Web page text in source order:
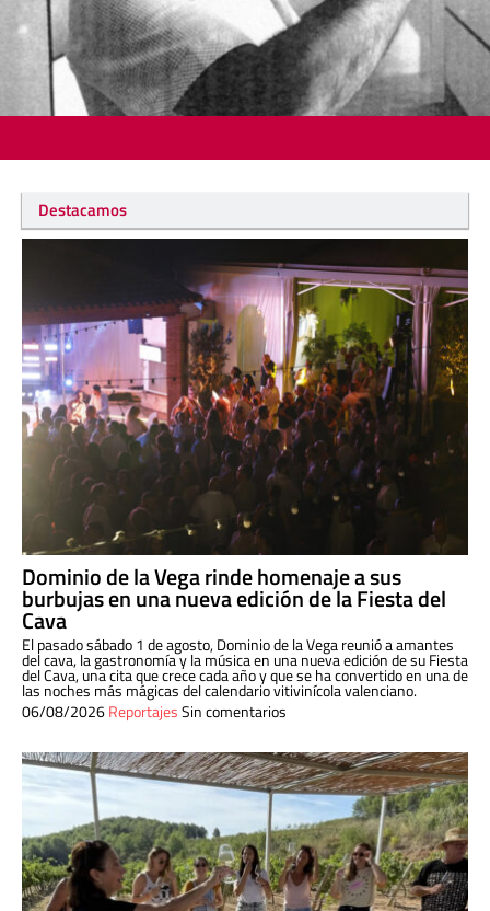
Destacamos
Dominio de la Vega rinde homenaje a sus
burbujas en una nueva edición de la Fiesta del
Cava
El pasado sábado 1 de agosto, Dominio de la Vega reunió a amantes
del cava, la gastronomía y la música en una nueva edición de su Fiesta
del Cava, una cita que crece cada año y que se ha convertido en una de
las noches más mágicas del calendario vitivinícola valenciano.
06/08/2026ReportajesSin comentarios